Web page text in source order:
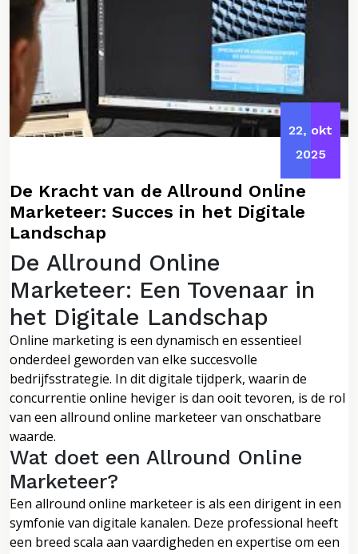
22, okt
2025
De Kracht van de Allround Online
Marketeer: Succes in het Digitale
Landschap
De Allround Online
Marketeer: Een Tovenaar in
het Digitale Landschap
Online marketing is een dynamisch en essentieel
onderdeel geworden van elke succesvolle
bedrijfsstrategie. In dit digitale tijdperk, waarin de
concurrentie online heviger is dan ooit tevoren, is de rol
van een allround online marketeer van onschatbare
waarde.
Wat doet een Allround Online
Marketeer?
Een allround online marketeer is als een dirigent in een
symfonie van digitale kanalen. Deze professional heeft
een breed scala aan vaardigheden en expertise om een